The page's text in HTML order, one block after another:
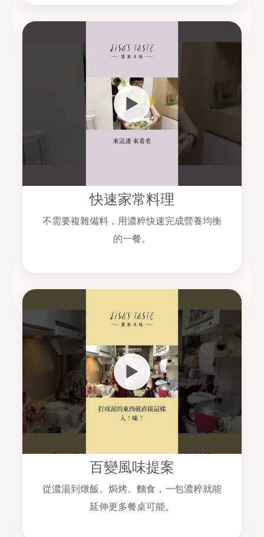
▶
快速家常料理
不需要複雜備料，用濃粹快速完成營養均衡
的一餐。
▶
百變風味提案
從濃湯到燉飯、焗烤、麵食，一包濃粹就能
延伸更多餐桌可能。